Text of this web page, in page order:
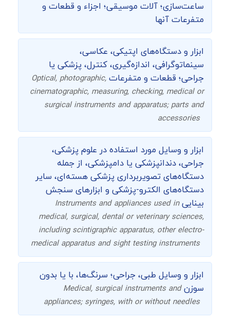
ساعت‌سازی؛ آلات موسیقی؛ اجزاء و قطعات و
متفرعات آنها
ابزار و دستگاه‌های اپتیکی، عکاسی،
سینماتوگرافی، اندازه‌گیری، کنترل، پزشکی یا
جراحی؛ قطعات و متفرعات Optical, photographic,
cinematographic, measuring, checking, medical or
surgical instruments and apparatus; parts and
accessories
ابزار و وسایل مورد استفاده در علوم پزشکی،
جراحی، دندانپزشکی یا دامپزشکی، از جمله
دستگاه‌های تصویربرداری پزشکی هسته‌ای، سایر
دستگاه‌های الکترو-پزشکی و ابزارهای سنجش
بیناییInstruments and appliances used in
medical, surgical, dental or veterinary sciences,
including scintigraphic apparatus, other electro-
medical apparatus and sight testing instruments
ابزار و وسایل طبی، جراحی؛ سرنگ‌ها، با یا بدون
سوزنMedical, surgical instruments and
appliances; syringes, with or without needles